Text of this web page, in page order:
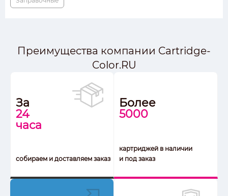
Преимущества компании Cartridge-
Color.RU
За
24
часа
собираем и доставляем заказ
Более
5000
картриджей в наличии
и под заказ